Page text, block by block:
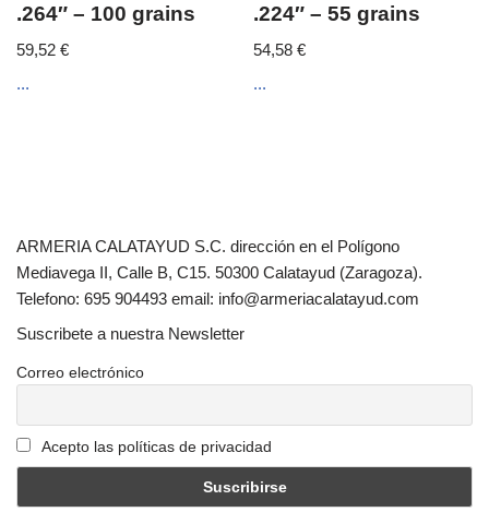
.264″ – 100 grains
59,52 €
...
.224″ – 55 grains
54,58€
...
ARMERIA CALATAYUD S.C. dirección en el Polígono
Mediavega II, Calle B, C15. 50300 Calatayud (Zaragoza).
Telefono: 695 904493 email: info@armeriacalatayud.com
Suscribete a nuestra Newsletter
Correo electrónico
Acepto las políticas de privacidad